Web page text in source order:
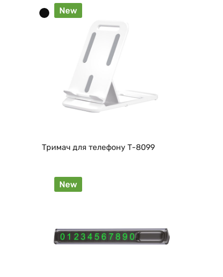
New
Тримач для телефону Т-8099
New